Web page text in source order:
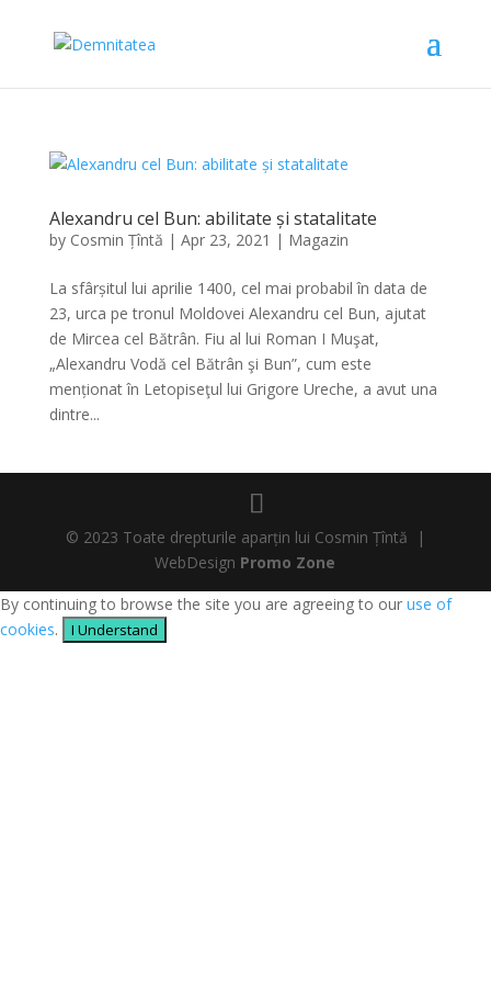
Alexandru cel Bun: abilitate și statalitate
by Cosmin Țîntă | Apr 23, 2021 | Magazin
La sfârșitul lui aprilie 1400, cel mai probabil în data de
23, urca pe tronul Moldovei Alexandru cel Bun, ajutat
de Mircea cel Bătrân. Fiu al lui Roman I Muşat,
„Alexandru Vodă cel Bătrân şi Bun”, cum este
menționat în Letopiseţul lui Grigore Ureche, a avut una
dintre...
© 2023 Toate drepturile aparțin lui Cosmin Țîntă |
WebDesign Promo Zone
By continuing to browse the site you are agreeing to our use of
cookies. I Understand